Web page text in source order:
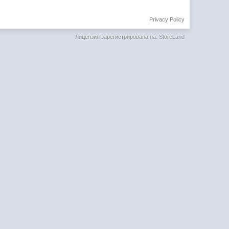
Privacy Policy
Лицензия зарегистрирована на: StoreLand